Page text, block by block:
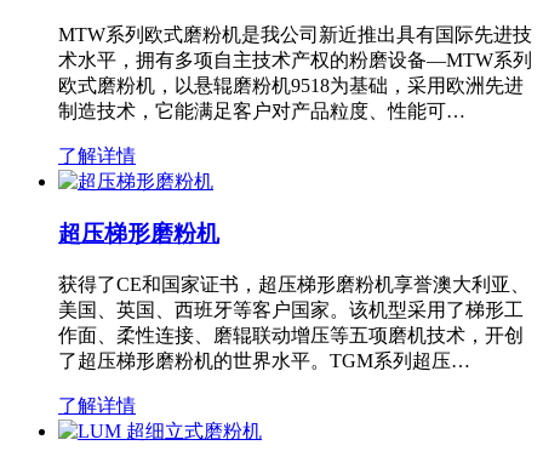
MTW系列欧式磨粉机是我公司新近推出具有国际先进技
术水平，拥有多项自主技术产权的粉磨设备—MTW系列
欧式磨粉机，以悬辊磨粉机9518为基础，采用欧洲先进
制造技术，它能满足客户对产品粒度、性能可…
了解详情
超压梯形磨粉机
获得了CE和国家证书，超压梯形磨粉机享誉澳大利亚、
美国、英国、西班牙等客户国家。该机型采用了梯形工
作面、柔性连接、磨辊联动增压等五项磨机技术，开创
了超压梯形磨粉机的世界水平。TGM系列超压…
了解详情